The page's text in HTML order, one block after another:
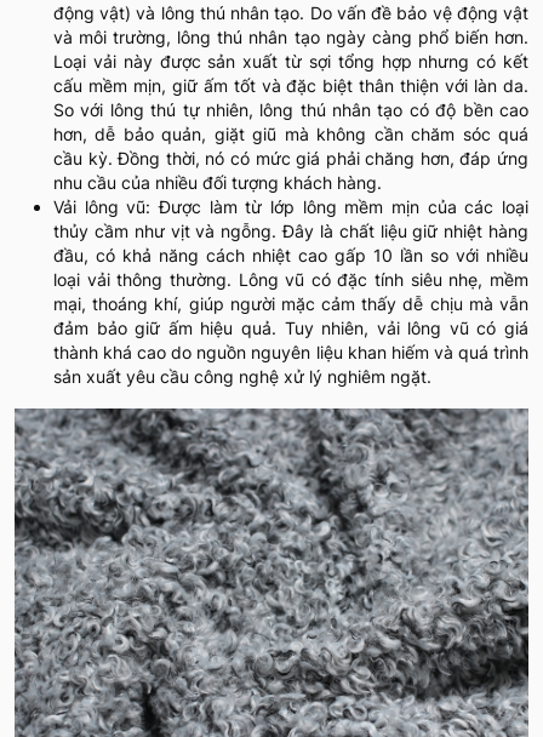
động vật) và lông thú nhân tạo. Do vấn đề bảo vệ động vật
và môi trường, lông thú nhân tạo ngày càng phổ biến hơn.
Loại vải này được sản xuất từ sợi tổng hợp nhưng có kết
cấu mềm mịn, giữ ấm tốt và đặc biệt thân thiện với làn da.
So với lông thú tự nhiên, lông thú nhân tạo có độ bền cao
hơn, dễ bảo quản, giặt giũ mà không cần chăm sóc quá
cầu kỳ. Đồng thời, nó có mức giá phải chăng hơn, đáp ứng
nhu cầu của nhiều đối tượng khách hàng.
Vải lông vũ: Được làm từ lớp lông mềm mịn của các loại
thủy cầm như vịt và ngỗng. Đây là chất liệu giữ nhiệt hàng
đầu, có khả năng cách nhiệt cao gấp 10 lần so với nhiều
loại vải thông thường. Lông vũ có đặc tính siêu nhẹ, mềm
mại, thoáng khí, giúp người mặc cảm thấy dễ chịu mà vẫn
đảm bảo giữ ấm hiệu quả. Tuy nhiên, vải lông vũ có giá
thành khá cao do nguồn nguyên liệu khan hiếm và quá trình
sản xuất yêu cầu công nghệ xử lý nghiêm ngặt.